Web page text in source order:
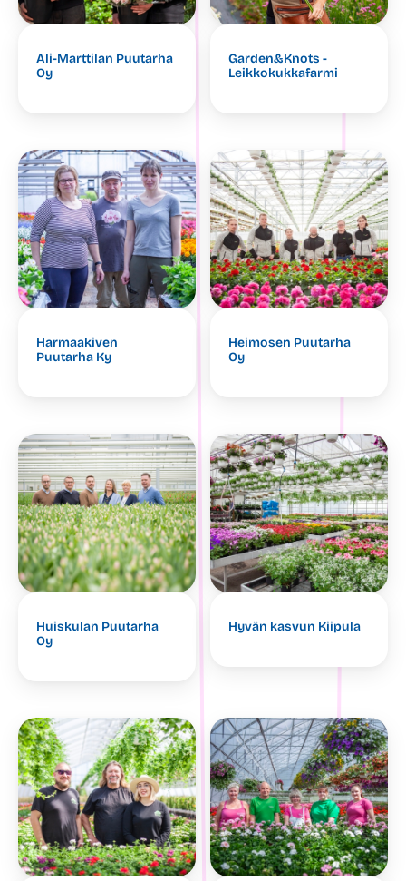
Ali-Marttilan Puutarha
Oy
Garden&Knots -
Leikkokukkafarmi
Harmaakiven
Puutarha Ky
Heimosen Puutarha
Oy
Huiskulan Puutarha
Oy
Hyvän kasvun Kiipula